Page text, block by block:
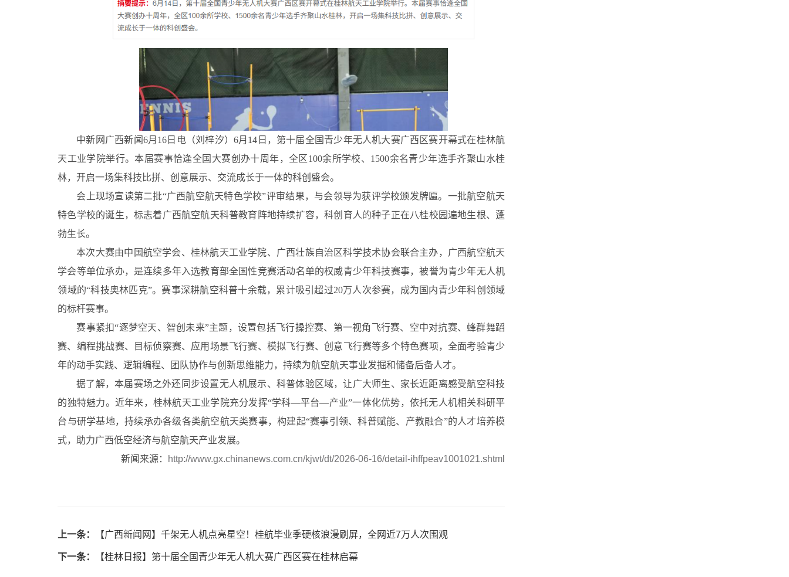
中新网广西新闻6月16日电（刘梓汐）6月14日，第十届全国青少年无人机大赛广西区赛开幕式在桂林航
天工业学院举行。本届赛事恰逢全国大赛创办十周年，全区100余所学校、1500余名青少年选手齐聚山水桂
林，开启一场集科技比拼、创意展示、交流成长于一体的科创盛会。
会上现场宣读第二批“广西航空航天特色学校”评审结果，与会领导为获评学校颁发牌匾。一批航空航天
特色学校的诞生，标志着广西航空航天科普教育阵地持续扩容，科创育人的种子正在八桂校园遍地生根、蓬
勃生长。
本次大赛由中国航空学会、桂林航天工业学院、广西壮族自治区科学技术协会联合主办，广西航空航天
学会等单位承办，是连续多年入选教育部全国性竞赛活动名单的权威青少年科技赛事，被誉为青少年无人机
领域的“科技奥林匹克”。赛事深耕航空科普十余载，累计吸引超过20万人次参赛，成为国内青少年科创领域
的标杆赛事。
赛事紧扣“逐梦空天、智创未来”主题，设置包括飞行操控赛、第一视角飞行赛、空中对抗赛、蜂群舞蹈
赛、编程挑战赛、目标侦察赛、应用场景飞行赛、模拟飞行赛、创意飞行赛等多个特色赛项，全面考验青少
年的动手实践、逻辑编程、团队协作与创新思维能力，持续为航空航天事业发掘和储备后备人才。
据了解，本届赛场之外还同步设置无人机展示、科普体验区域，让广大师生、家长近距离感受航空科技
的独特魅力。近年来，桂林航天工业学院充分发挥“学科—平台—产业”一体化优势，依托无人机相关科研平
台与研学基地，持续承办各级各类航空航天类赛事，构建起“赛事引领、科普赋能、产教融合”的人才培养模
式，助力广西低空经济与航空航天产业发展。
新闻来源：
http://www.gx.chinanews.com.cn/kjwt/dt/2026-06-16/detail-ihffpeav1001021.shtml
上一条： 【广西新闻网】千架无人机点亮星空！桂航毕业季硬核浪漫刷屏，全网近7万人次围观
下一条： 【桂林日报】第十届全国青少年无人机大赛广西区赛在桂林启幕